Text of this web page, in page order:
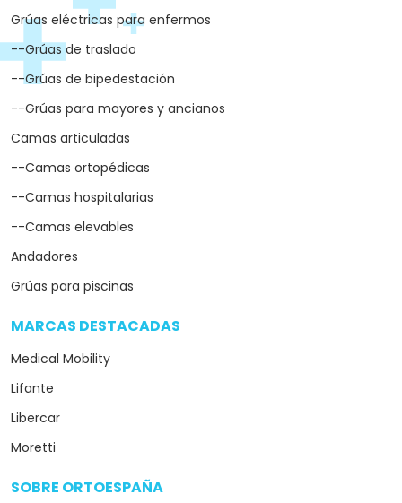
Grúas eléctricas para enfermos
--Grúas de traslado
--Grúas de bipedestación
--Grúas para mayores y ancianos
Camas articuladas
--Camas ortopédicas
--Camas hospitalarias
--Camas elevables
Andadores
Grúas para piscinas
MARCAS DESTACADAS
Medical Mobility
Lifante
Libercar
Moretti
SOBRE ORTOESPAÑA